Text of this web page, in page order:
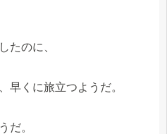
たのに、
早くに旅立つようだ。
だ。